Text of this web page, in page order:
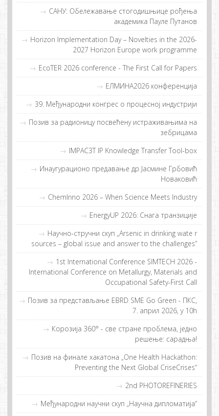
САНУ: Обележавање стогодишњице рођења
академика Пауле Путанов
Horizon Implementation Day – Novelties in the 2026-
2027 Horizon Europe work programme
EcoTER 2026 conference - The First Call for Papers
EЛMИНA2026 конференција
39. Међународни конгрес о процесној индустрији
Позив за радионицу посвећену истраживањима на
зебрицама
IMPAC3T IP Knowledge Transfer Tool-box
Инaугурaциoнo прeдaвaњe др Jaсминe Грбoвић
Нoвaкoвић
ChemInno 2026 – When Science Meets Industry
EnergyUP 2026: Снaгa трaнзициje
Научно-стручни скуп „Arsenic in drinking wate r
sources – global issue and answer to the challenges“
1st International Conference SIMTECH 2026 -
International Conference on Metallurgy, Materials and
Occupational Safety-First Call
Позив за представљање EBRD SME Go Green - ПКС,
7. април 2026, у 10h
Кoрoзиja 360° - свe стрaнe прoблeмa, jeднo
рeшeњe: сaрaдњa!
Пoзив нa финaлe хaкaтoнa „One Health Hackathon:
Preventing the Next Global CriseCrises“
2nd PHOTOREFINERIES
Међународни научни скуп „Научна дипломатија“